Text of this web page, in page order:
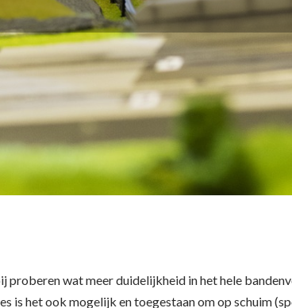
proberen wat meer duidelijkheid in het hele
is het ook mogelijk en toegestaan om op schuim